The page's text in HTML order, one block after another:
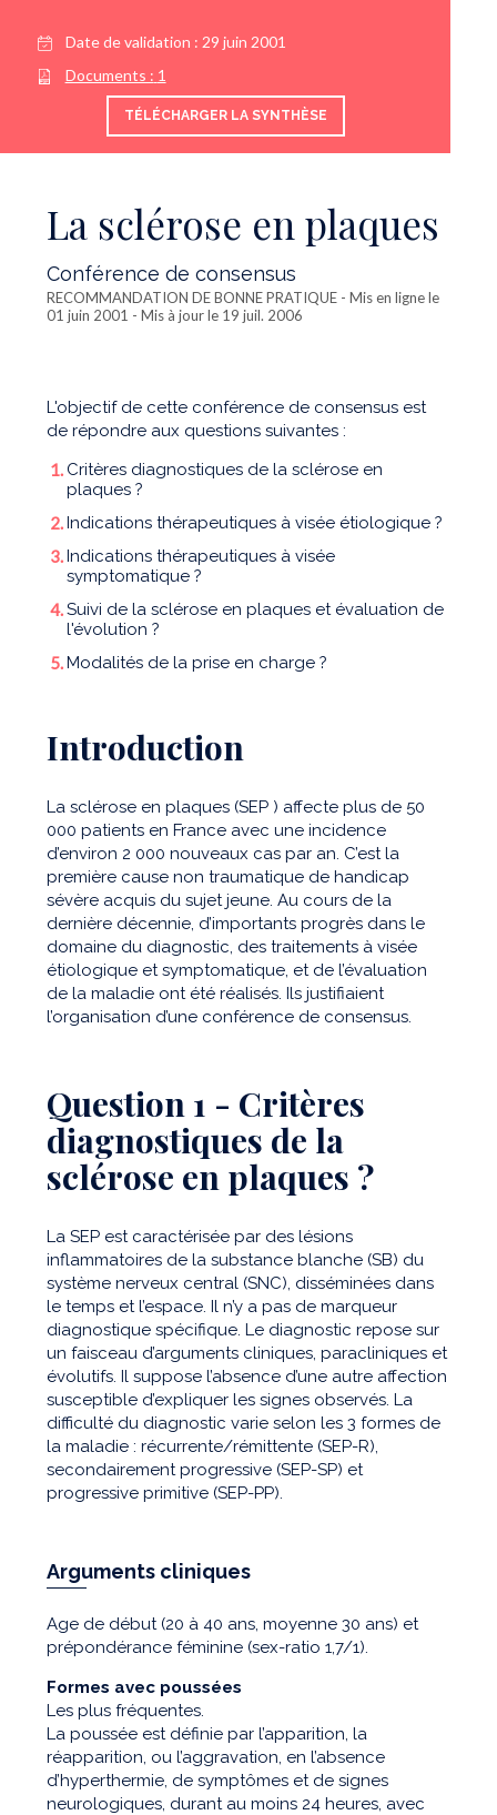
Date de validation : 29 juin 2001
Documents : 1
TÉLÉCHARGER LA SYNTHÈSE
La sclérose en plaques
Conférence de consensus
RECOMMANDATION DE BONNE PRATIQUE - Mis en ligne le
01 juin 2001 - Mis à jour le 19 juil. 2006
L'objectif de cette conférence de consensus est
de répondre aux questions suivantes :
Critères diagnostiques de la sclérose en
plaques ?
Indications thérapeutiques à visée étiologique ?
Indications thérapeutiques à visée
symptomatique ?
Suivi de la sclérose en plaques et évaluation de
l'évolution ?
Modalités de la prise en charge ?
Introduction
La sclérose en plaques (SEP ) affecte plus de 50
000 patients en France avec une incidence
d’environ 2 000 nouveaux cas par an. C’est la
première cause non traumatique de handicap
sévère acquis du sujet jeune. Au cours de la
dernière décennie, d’importants progrès dans le
domaine du diagnostic, des traitements à visée
étiologique et symptomatique, et de l’évaluation
de la maladie ont été réalisés. Ils justifiaient
l’organisation d’une conférence de consensus.
Question 1 - Critères
diagnostiques de la
sclérose en plaques ?
La SEP est caractérisée par des lésions
inflammatoires de la substance blanche (SB) du
système nerveux central (SNC), disséminées dans
le temps et l’espace. Il n’y a pas de marqueur
diagnostique spécifique. Le diagnostic repose sur
un faisceau d’arguments cliniques, paracliniques et
évolutifs. Il suppose l’absence d’une autre affection
susceptible d’expliquer les signes observés. La
difficulté du diagnostic varie selon les 3 formes de
la maladie : récurrente/rémittente (SEP-R),
secondairement progressive (SEP-SP) et
progressive primitive (SEP-PP).
Arguments cliniques
Age de début (20 à 40 ans, moyenne 30 ans) et
prépondérance féminine (sex-ratio 1,7/1).
Formes avec poussées
Les plus fréquentes.
La poussée est définie par l’apparition, la
réapparition, ou l’aggravation, en l’absence
d’hyperthermie, de symptômes et de signes
neurologiques, durant au moins 24 heures, avec